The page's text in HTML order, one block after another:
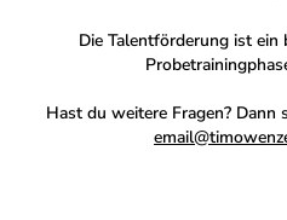
Die Talentförderung ist
Hast du weitere Fragen? Dann